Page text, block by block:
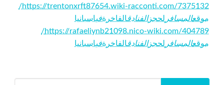
https://trentonxrft87654.wiki-racconti.com/7375132/
موقعالمسافر لحجزالفنادقالفاخرةفياسبانيا
https://rafaeliynb21098.nico-wiki.com/404789/
موقعالمسافر لحجزالفنادقالفاخرةفياسبانيا